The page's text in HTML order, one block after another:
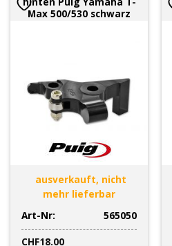
Max 500/530 schwarz
ausverkauft, nicht
mehr lieferbar
Art-Nr:
565050
CHF18.00